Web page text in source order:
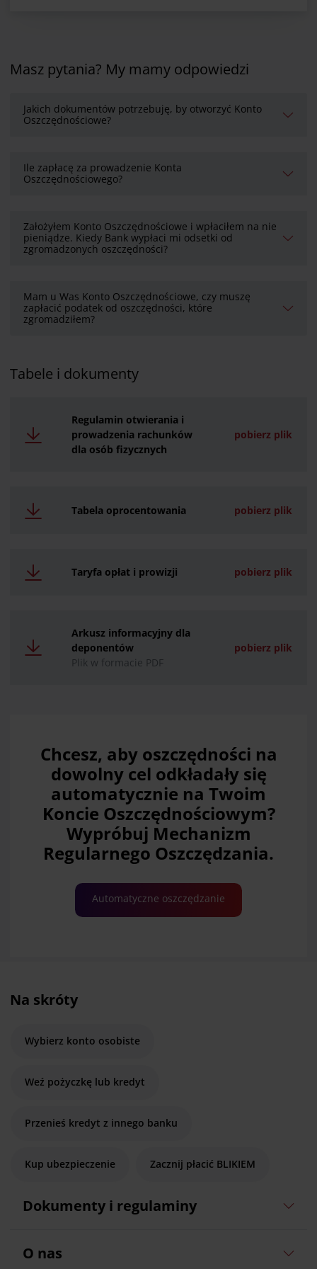
Masz pytania? My mamy odpowiedzi
Jakich dokumentów potrzebuję, by otworzyć Konto
Oszczędnościowe?
Ile zapłacę za prowadzenie Konta
Oszczędnościowego?
Założyłem Konto Oszczędnościowe i wpłaciłem na nie
pieniądze. Kiedy Bank wypłaci mi odsetki od
zgromadzonych oszczędności?
Mam u Was Konto Oszczędnościowe, czy muszę
zapłacić podatek od oszczędności, które
zgromadziłem?
Tabele i dokumenty
Regulamin otwierania i
prowadzenia rachunków
dla osób fizycznych
pobierz plik
Tabela oprocentowania pobierz plik
Taryfa opłat i prowizji pobierz plik
Arkusz informacyjny dla
deponentów
Plik w formacie PDF
pobierz plik
Chcesz, aby oszczędności na
dowolny cel odkładały się
automatycznie na Twoim
Koncie Oszczędnościowym?
Wypróbuj Mechanizm
Regularnego Oszczędzania.
Automatyczne oszczędzanie
Na skróty
Wybierz konto osobiste
Weź pożyczkę lub kredyt
Przenieś kredyt z innego banku
Kup ubezpieczenie Zacznij płacić BLIKIEM
Dokumenty i regulaminy
O nas